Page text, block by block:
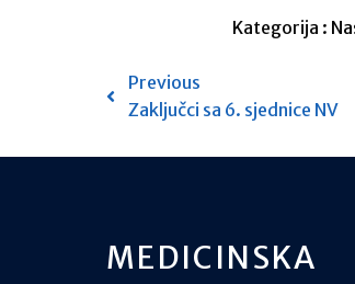
Kategorija :
Previous
Zaključci sa 6. sjednice NV
MEDICINSKA